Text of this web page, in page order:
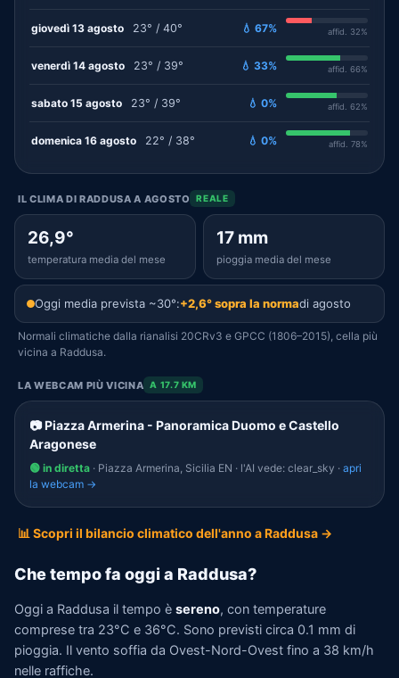
giovedì 13 agosto 23° / 40° 💧 67% affid. 32%
venerdì 14 agosto 23° / 39° 💧 33% affid. 66%
sabato 15 agosto 23° / 39° 💧 0% affid. 62%
domenica 16 agosto 22° / 38° 💧 0% affid. 78%
IL CLIMA DI RADDUSA A AGOSTO REALE
26,9°
temperatura media del mese
17 mm
pioggia media del mese
Oggi media prevista ~30°:+2,6° sopra la normadi agosto
Normali climatiche dalla rianalisi 20CRv3 e GPCC (1806–2015), cella più
vicina a Raddusa.
LA WEBCAM PIÙ VICINA A 17.7 KM
📷 Piazza Armerina - Panoramica Duomo e Castello
Aragonese
🟢 in diretta · Piazza Armerina, Sicilia EN · l'AI vede: clear_sky · apri
la webcam →
📊 Scopri il bilancio climatico dell'anno a Raddusa →
Che tempo fa oggi a Raddusa?
Oggi a Raddusa il tempo è sereno, con temperature
comprese tra 23°C e 36°C. Sono previsti circa 0.1 mm di
pioggia. Il vento soffia da Ovest-Nord-Ovest fino a 38 km/h
nelle raffiche.